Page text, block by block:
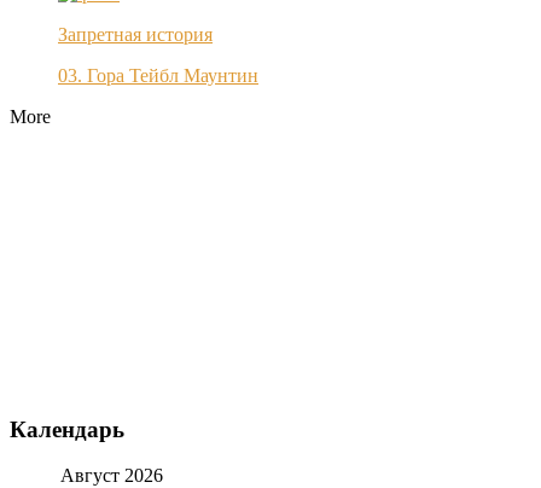
Запретная история
03. Гора Тейбл Маунтин
More
Календарь
Август 2026